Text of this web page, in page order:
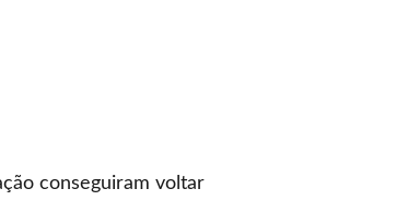
conseguiram voltar